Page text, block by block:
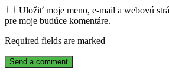
Uložiť moje meno, e-mail a webovú
pre moje budúce komentáre.
Required fields are marked